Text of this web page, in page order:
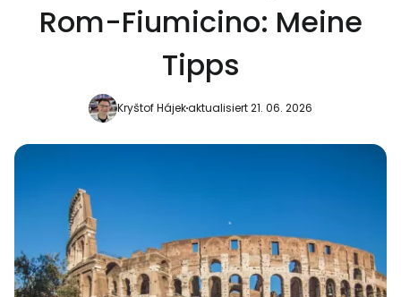
Rom-Fiumicino: Meine
Tipps
Kryštof Hájekaktualisiert 21. 06. 2026
Weiter mit Facebook